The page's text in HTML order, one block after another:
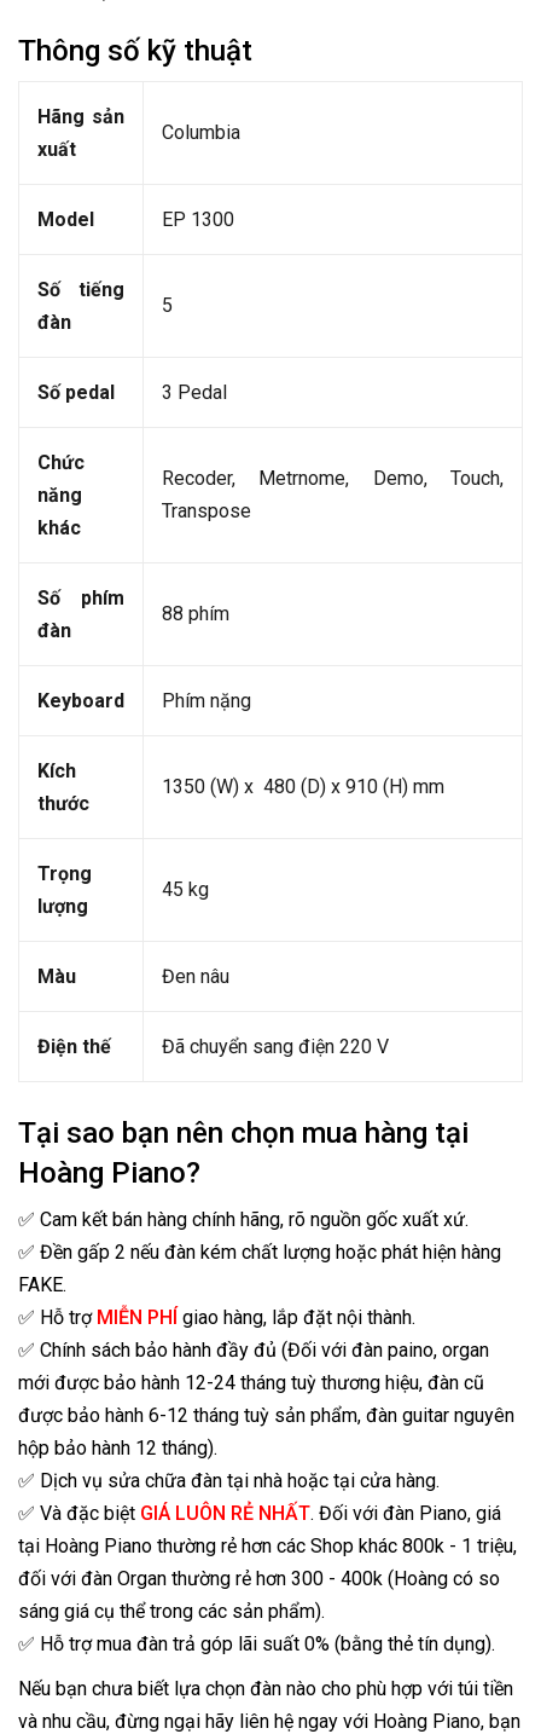
Thông số kỹ thuật
Hãng sản
xuất
Columbia
Model EP 1300
Số tiếng
đàn
5
Số pedal 3 Pedal
Chức
năng
khác
Recoder, Metrnome, Demo, Touch,
Transpose
Số phím
đàn
88 phím
Keyboard Phím nặng
Kích
thước
1350 (W) x 480 (D) x 910 (H) mm
Trọng
lượng
45 kg
Màu Đen nâu
Điện thế Đã chuyển sang điện 220 V
Tại sao bạn nên chọn mua hàng tại
Hoàng Piano?
✅ Cam kết bán hàng chính hãng, rõ nguồn gốc xuất xứ.
✅ Đền gấp 2 nếu đàn kém chất lượng hoặc phát hiện hàng
FAKE.
✅ Hỗ trợ MIỄN PHÍ giao hàng, lắp đặt nội thành.
✅ Chính sách bảo hành đầy đủ (Đối với đàn paino, organ
mới được bảo hành 12-24 tháng tuỳ thương hiệu, đàn cũ
được bảo hành 6-12 tháng tuỳ sản phẩm, đàn guitar nguyên
hộp bảo hành 12 tháng).
✅ Dịch vụ sửa chữa đàn tại nhà hoặc tại cửa hàng.
✅ Và đặc biệt GIÁ LUÔN RẺ NHẤT. Đối với đàn Piano, giá
tại Hoàng Piano thường rẻ hơn các Shop khác 800k - 1 triệu,
đối với đàn Organ thường rẻ hơn 300 - 400k (Hoàng có so
sáng giá cụ thể trong các sản phẩm).
✅ Hỗ trợ mua đàn trả góp lãi suất 0% (bằng thẻ tín dụng).
Nếu bạn chưa biết lựa chọn đàn nào cho phù hợp với túi tiền
và nhu cầu, đừng ngại hãy liên hệ ngay với Hoàng Piano, bạn